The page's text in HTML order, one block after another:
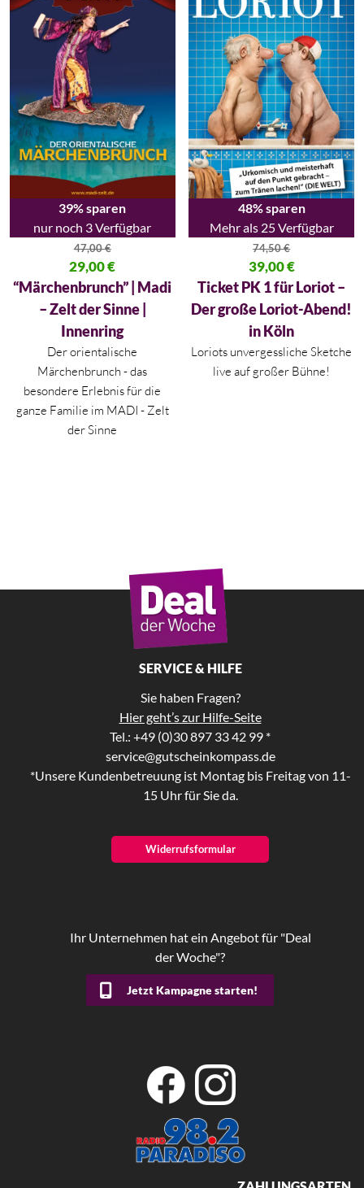
39% sparen
nur noch 3 Verfügbar
47,00€
Ursprünglicher Preis war: 47,00 €
29,00€
Aktueller Preis ist: 29,00 €.
“Märchenbrunch” | Madi
– Zelt der Sinne |
Innenring
Der orientalische
Märchenbrunch - das
besondere Erlebnis für die
ganze Familie im MADI - Zelt
der Sinne
48% sparen
Mehr als 25 Verfügbar
74,50€
Ursprünglicher Preis war:
39,00€
Aktueller Preis ist: 39,00 €.
Ticket PK 1 für Loriot –
Der große Loriot-Abend!
in Köln
Loriots unvergessliche Sketche
live auf großer Bühne!
SERVICE & HILFE
Sie haben Fragen?
Hier geht’s zur Hilfe-Seite
Tel.: +49 (0)30 897 33 42 99 *
service@gutscheinkompass.de
*Unsere Kundenbetreuung ist Montag bis Freitag von 11-
15 Uhr für Sie da.
Widerrufsformular
Ihr Unternehmen hat ein Angebot für "Deal
der Woche"?
Jetzt Kampagne starten!